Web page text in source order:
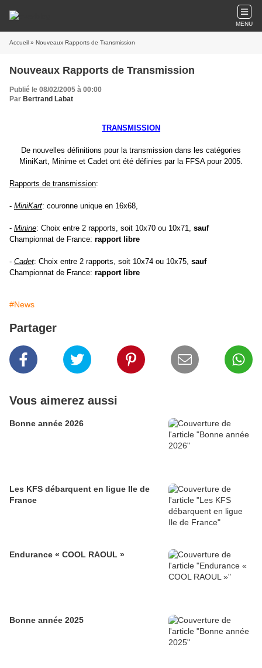
MENU
Accueil » Nouveaux Rapports de Transmission
Nouveaux Rapports de Transmission
Publié le 08/02/2005 à 00:00
Par Bertrand Labat
TRANSMISSION
De nouvelles définitions pour la transmission dans les catégories
MiniKart, Minime et Cadet ont été définies par la FFSA pour 2005.
Rapports de transmission:
- MiniKart: couronne unique en 16x68,
- Minine: Choix entre 2 rapports, soit 10x70 ou 10x71, sauf
Championnat de France: rapport libre
- Cadet: Choix entre 2 rapports, soit 10x74 ou 10x75, sauf
Championnat de France: rapport libre
#News
Partager
Vous aimerez aussi
Bonne année 2026
Les KFS débarquent en ligue Ile de
France
Endurance « COOL RAOUL »
Bonne année 2025